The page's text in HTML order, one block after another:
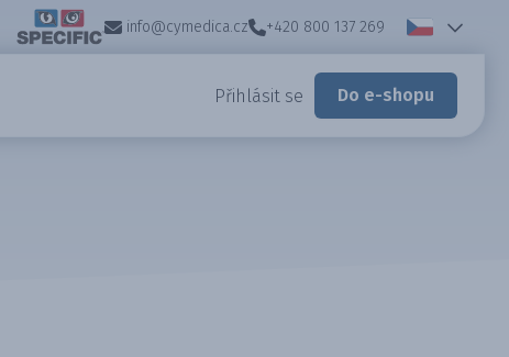
info@cymedica.cz +420 800 137 269
Přihlásit se Do e-shopu